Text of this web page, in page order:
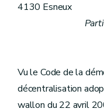
4130 Esneux
Vu le Code de la
décentralisation
wallon du 22 avril